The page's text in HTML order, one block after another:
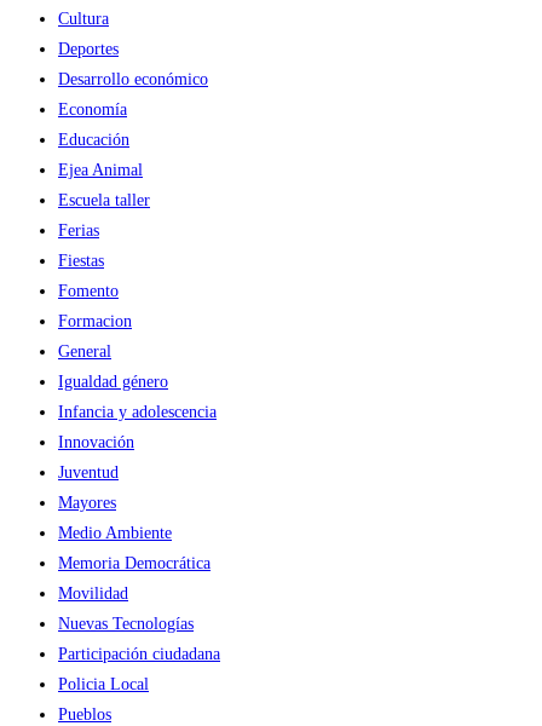
Cultura
Deportes
Desarrollo económico
Economía
Educación
Ejea Animal
Escuela taller
Ferias
Fiestas
Fomento
Formacion
General
Igualdad género
Infancia y adolescencia
Innovación
Juventud
Mayores
Medio Ambiente
Memoria Democrática
Movilidad
Nuevas Tecnologías
Participación ciudadana
Policia Local
Pueblos